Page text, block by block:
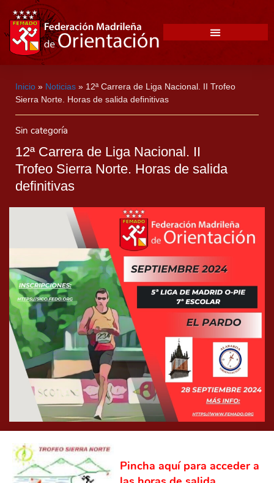
Inicio » Noticias » 12ª Carrera de Liga Nacional. II Trofeo
Sierra Norte. Horas de salida definitivas
Sin categoría
12ª Carrera de Liga Nacional. II
Trofeo Sierra Norte. Horas de salida
definitivas
Pincha aquí para acceder a